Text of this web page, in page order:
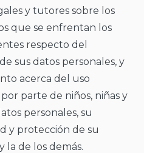
y tutores sobre los
que se enfrentan los
respecto del
sus datos personales, y
acerca del uso
parte de niños, niñas y
personales, su
y protección de su
la de los demás.